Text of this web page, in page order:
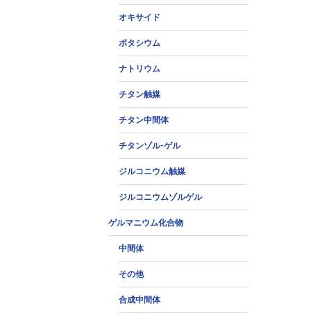
オキサイド
ポタシウム
ナトリウム
チタン触媒
チタン中間体
チタンゾル-ゲル
ジルコニウム触媒
ジルコニウムゾルゲル
ゲルマニウム化合物
中間体
その他
合成中間体